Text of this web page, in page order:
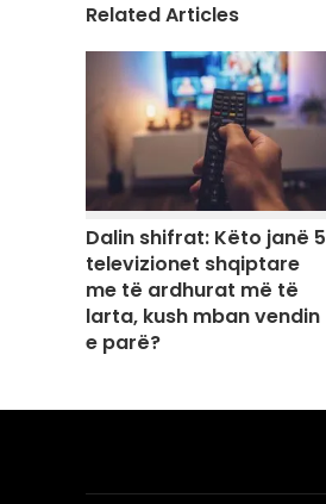
Related Articles
Dalin shifrat: Këto janë 5
televizionet shqiptare
me të ardhurat më të
larta, kush mban vendin
e parë?